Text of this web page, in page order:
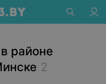
районе
2